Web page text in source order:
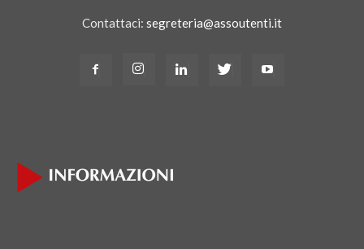
Contattaci: segreteria@assoutenti.it